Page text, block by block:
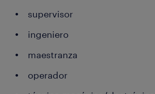
supervisor
ingeniero
maestranza
operador